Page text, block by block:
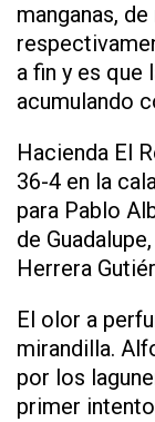
manganas,
a fin y es que
acumulando
Hacienda El
36-4 en la
para Pablo
de
Herrera
El olor a
mirandilla.
por los
primer